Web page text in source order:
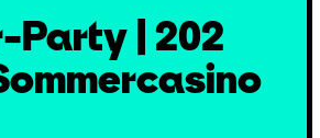
Party | 202